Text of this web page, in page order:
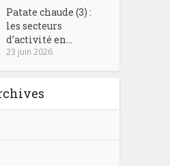
Patate chaude (3) :
les secteurs
d’activité en...
23 juin 2026